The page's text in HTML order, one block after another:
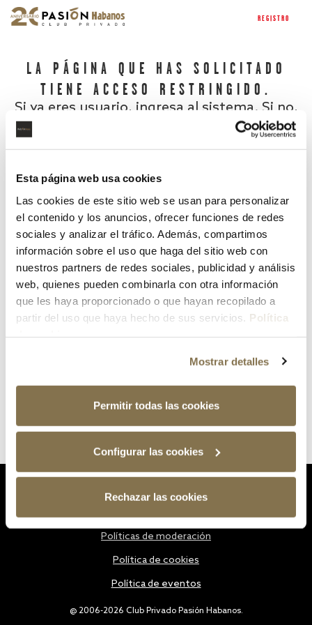
Esta página web usa cookies
Las cookies de este sitio web se usan para personalizar
el contenido y los anuncios, ofrecer funciones de redes
sociales y analizar el tráfico. Además, compartimos
información sobre el uso que haga del sitio web con
nuestros partners de redes sociales, publicidad y análisis
web, quienes pueden combinarla con otra información
que les haya proporcionado o que hayan recopilado a
partir del uso que haya hecho de sus servicios. Política
Mostrar detalles
Permitir todas las cookies
Configurar las cookies
Rechazar las cookies
REGISTRO
LA PÁGINA QUE HAS SOLICITADO
TIENE ACCESO RESTRINGIDO.
Si ya eres usuario, ingresa al sistema. Si no,
¿Has olvidado tu contraseña?
@ 2006-2026 Club Privado Pasión Habanos.
Políticas de moderación
Política de cookies
Política de eventos